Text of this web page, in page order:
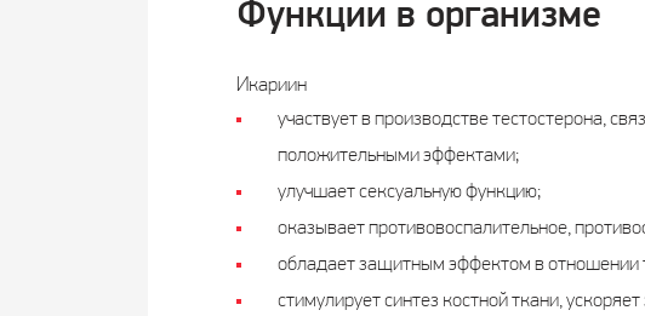
Функции в организме
Икариин
участвует в производстве тестостерона,
положительными эффектами;
улучшает сексуальную функцию;
оказывает противовоспалительное,
обладает защитным эффектом в отношении
стимулирует синтез костной ткани,